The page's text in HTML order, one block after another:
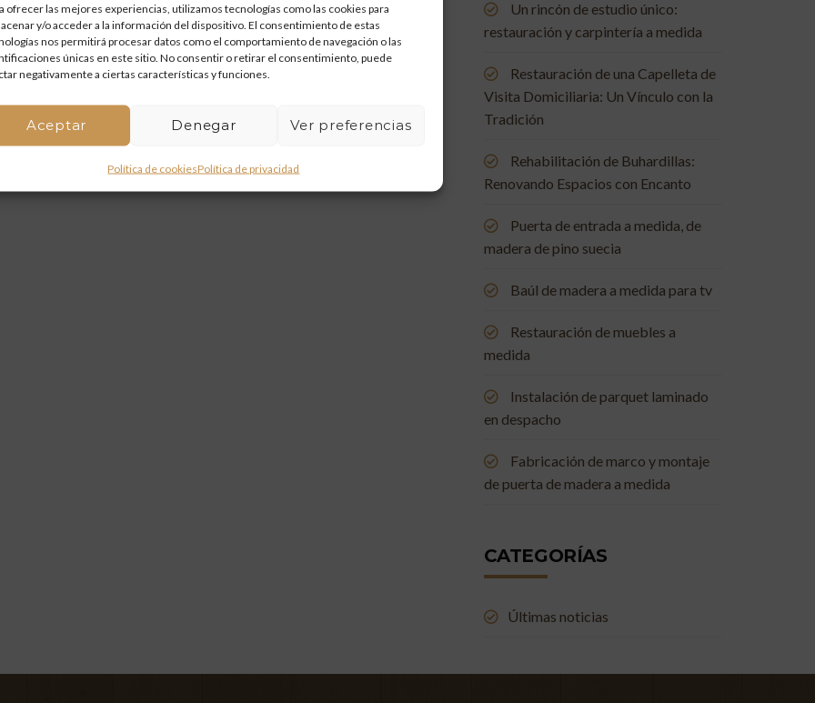
ofrecer las mejores experiencias, utilizamos tecnologías como las cookies para
y/o acceder a la información del dispositivo. El consentimiento de estas
nos permitirá procesar datos como el comportamiento de navegación o las
únicas en este sitio. No consentir o retirar el consentimiento, puede
negativamente a ciertas características y funciones.
Aceptar Denegar Ver preferencias
Política de cookiesPolítica de privacidad
Un rincón de estudio único:
restauración y carpintería a medida
Restauración de una Capelleta de
Visita Domiciliaria: Un Vínculo con la
Tradición
Rehabilitación de Buhardillas:
Renovando Espacios con Encanto
Puerta de entrada a medida, de
madera de pino suecia
Baúl de madera a medida para tv
Restauración de muebles a
medida
Instalación de parquet laminado
en despacho
Fabricación de marco y montaje
de puerta de madera a medida
CATEGORÍAS
Últimas noticias